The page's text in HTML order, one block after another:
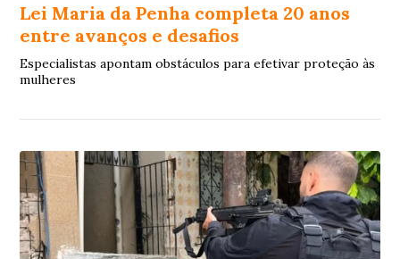
Lei Maria da Penha completa 20 anos
entre avanços e desafios
Especialistas apontam obstáculos para efetivar proteção às
mulheres